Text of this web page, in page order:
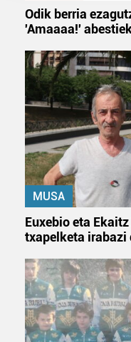
prozesatzen ditugu,
teknologia erabiliz,
neurtzeko, jendeari
produktuak
erabiltzen dituen
Bazkide batzuek ez
interes komertzial
bazkideen zerrenda,
duten interes
dezakezun ikusteko.
Lortu zure datu
buruzko informazio
datuen atalean.
zure baimena
Webgune honek
fitxategiak erabiltzen
Odik berria
'Amaaaa!'
MUSA
Euxebio eta
txapelketa